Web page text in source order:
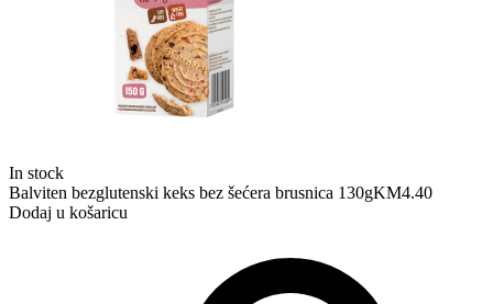
In stock
Balviten bezglutenski keks bez šećera brusnica 130gKM4.40
Dodaj u košaricu